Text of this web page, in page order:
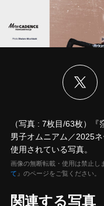
（写真 : 7枚目/63枚）
男子オムニアム／2025
使用されている写真。
画像の無断転載・使用は禁止し
て 』のページをご覧ください。
関連する写真